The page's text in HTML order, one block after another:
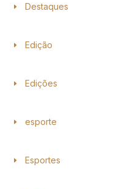
Destaques
Edição
Edições
esporte
Esportes